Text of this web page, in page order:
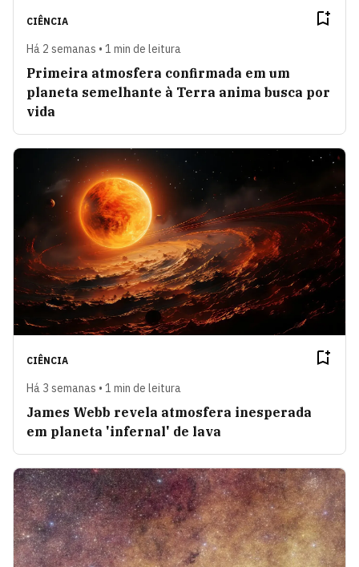
CIÊNCIA
Há 2 semanas • 1 min de leitura
Primeira atmosfera confirmada em um
planeta semelhante à Terra anima busca por
vida
CIÊNCIA
Há 3 semanas • 1 min de leitura
James Webb revela atmosfera inesperada
em planeta 'infernal' de lava